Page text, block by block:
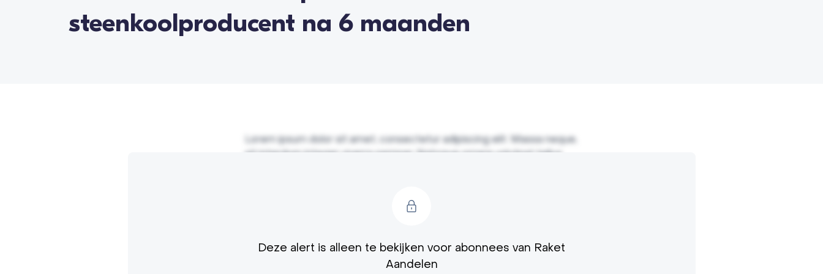
steenkoolproducent na 6 maanden
Lorem ipsum dolor sit amet, consectetur adipiscing elit. Massa neque,
sit interdum integer viverra semper. Natoque ornare volutpat tellus
sed iaculis dictum et dis non consequat consectetur. Gravida urna
ipsum malesuada condimentum. Feugiat non mattis habitasse tellus id
Non sit mauris id ac facilisis egestas blandit aenean. In nisl sit
imperdiet leo nunc nisi et. Vel adipiscing duis nibh nisl gravida eu eu
Deze alert is alleen te bekijken voor abonnees van Raket
Aandelen